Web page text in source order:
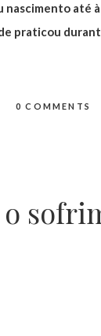
até
praticou
0 COMMENTS